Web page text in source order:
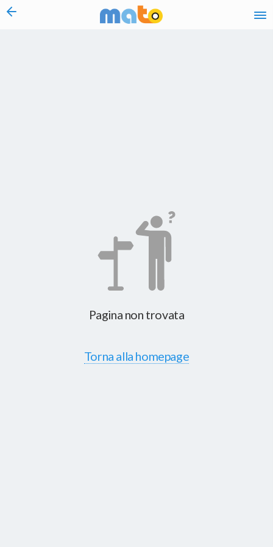
vai al contenuto
Pagina non trovata
Torna alla homepage